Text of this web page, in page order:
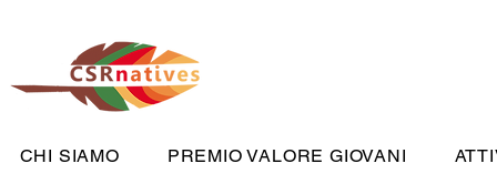
CHI SIAMO PREMIO VALORE GIOVANI